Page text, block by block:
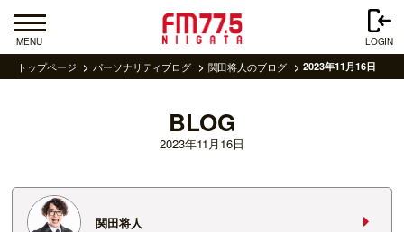
MENU LOGIN
トップページ パーソナリティブログ 関田将人のブログ 2023年11月16日
BLOG
2023年11月16日
関田将人